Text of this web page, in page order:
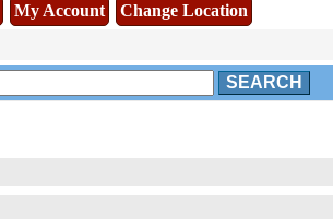
My Account
Change Location
SEARCH